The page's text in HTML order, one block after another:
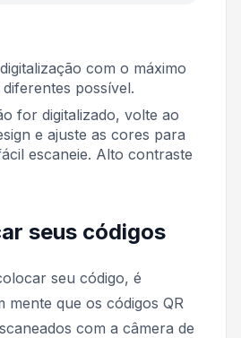
com o máximo
possível.
for digitalizado, volte ao
e ajuste as cores para
escaneie. Alto contraste
seus códigos
seu código, é
mente que os códigos QR
com a câmera de